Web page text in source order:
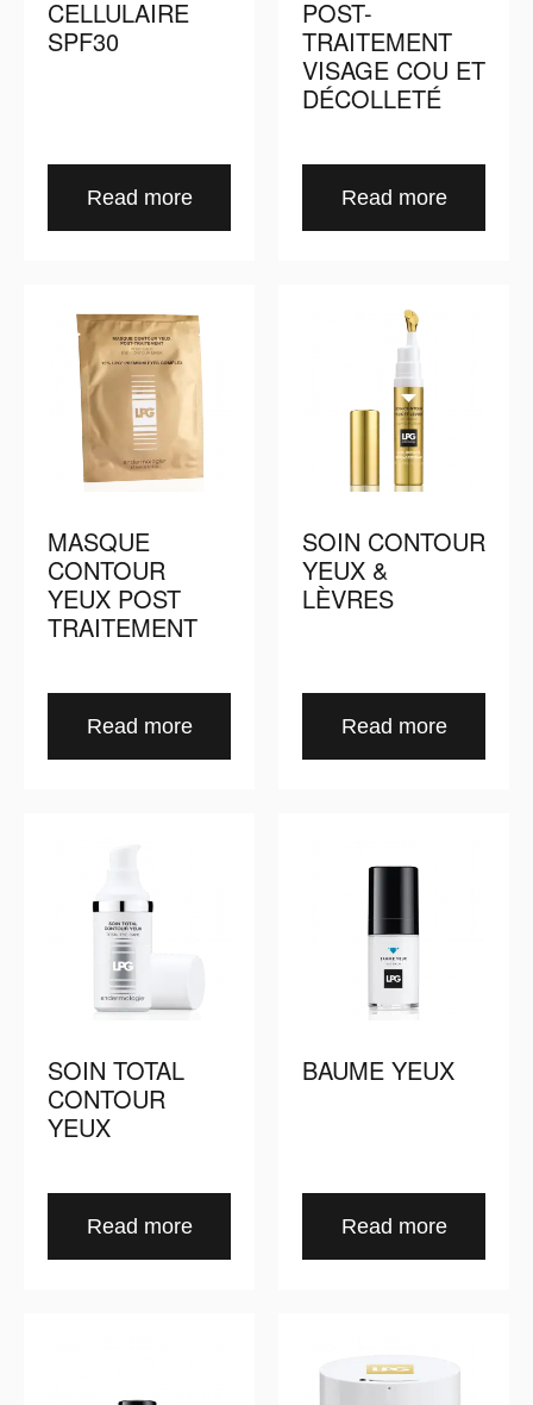
CELLULAIRE
SPF30
Read more
POST-
TRAITEMENT
VISAGE COU ET
DÉCOLLETÉ
Read more
MASQUE
CONTOUR
YEUX POST
TRAITEMENT
Read more
SOIN CONTOUR
YEUX &
LÈVRES
Read more
SOIN TOTAL
CONTOUR
YEUX
Read more
BAUME YEUX
Read more